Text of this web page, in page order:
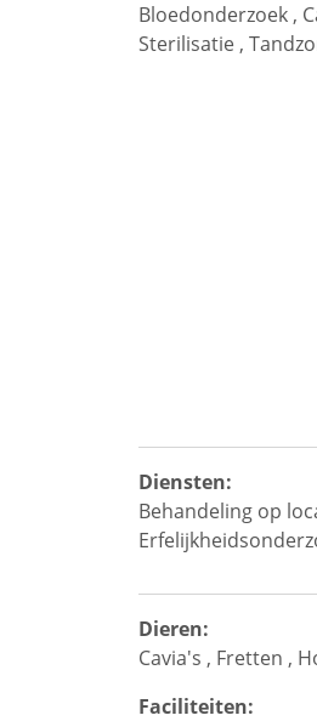
Bloedonderzoek ,
Sterilisatie ,
Diensten:
Behandeling op
Dieren:
Cavia's , Fretten ,
Faciliteiten: